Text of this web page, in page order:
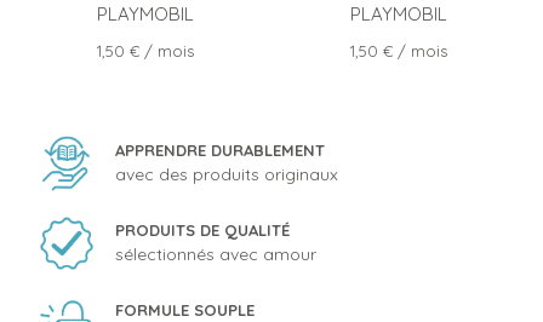
PLAYMOBIL
Prix
1,50 €/ mois
PLAYMOBIL
Prix
1,50 €/ mois
APPRENDRE DURABLEMENT
avec des produits originaux
PRODUITS DE QUALITÉ
sélectionnés avec amour
FORMULE SOUPLE